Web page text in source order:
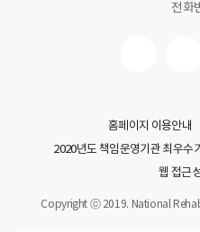
전화
홈페이지 이용안내
2020년도 책임운영기관 최우수
웹 접근
Copyright ⓒ 2019. National